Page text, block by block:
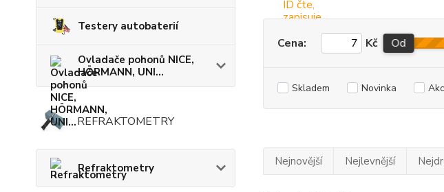
Testery autobaterií
Ovladače pohonů NICE,
HÖRMANN, UNI...
REFRAKTOMETRY
Refraktometry
Cena: Kč Od
Skladem Novinka
Nejnovější Nejlevnější